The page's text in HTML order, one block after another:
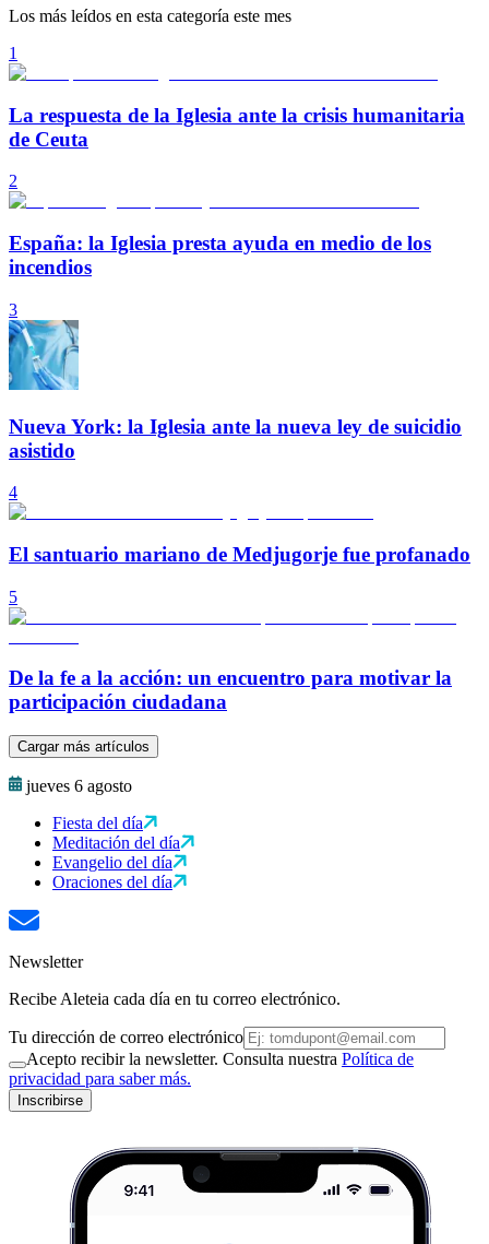
Los más leídos en esta categoría este mes
1
La respuesta de la Iglesia ante la crisis humanitaria
de Ceuta
2
España: la Iglesia presta ayuda en medio de los
incendios
3
Nueva York: la Iglesia ante la nueva ley de suicidio
asistido
4
El santuario mariano de Medjugorje fue profanado
5
De la fe a la acción: un encuentro para motivar la
participación ciudadana
Cargar más artículos
jueves 6 agosto
Fiesta del día
Meditación del día
Evangelio del día
Oraciones del día
Newsletter
Recibe Aleteia cada día en tu correo electrónico.
Tu dirección de correo electrónico
Acepto recibir la newsletter. Consulta nuestra Política de
privacidad para saber más.
Inscribirse